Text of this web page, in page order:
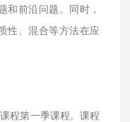
和前沿问题。同时，
性、混合等方法在应
程第一季课程。课程